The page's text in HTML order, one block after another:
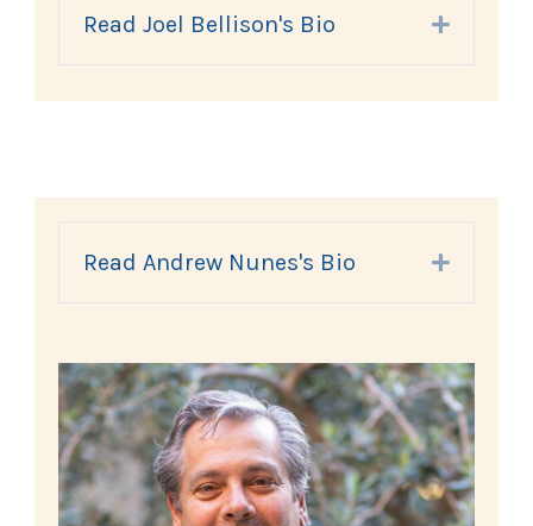
Read Joel Bellison's Bio Expand
Read Andrew Nunes's Bio Expand